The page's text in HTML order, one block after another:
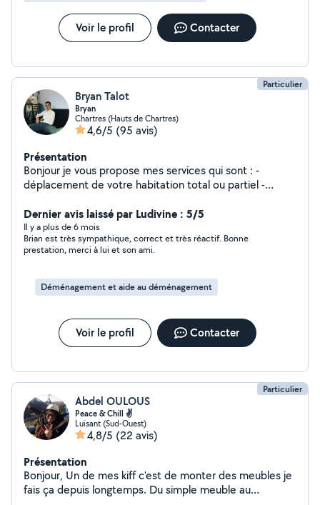
Voir le profil Contacter
Particulier
Bryan Talot
Bryan
Chartres (Hauts de Chartres)
4,6/5 (95 avis)
Présentation
Bonjour je vous propose mes services qui sont : -
déplacement de votre habitation total ou partiel -
autre - débarras de cave ou garage - montage de
meubles - enlèvement déchets verts - peinture Je peux
venir seul ou accompagné d'un ami ou tout types de
demandes, n'hésitez pas à me contacter pour plus
Dernier avis laissé par Ludivine : 5/5
Il y a plus de 6 mois
Brian est très sympathique, correct et très réactif. Bonne
prestation, merci à lui et son ami.
Déménagement et aide au déménagement
Voir le profil Contacter
Particulier
Abdel OULOUS
Peace & Chill ✌
Luisant (Sud-Ouest)
4,8/5 (22 avis)
Présentation
Bonjour, Un de mes kiff c'est de monter des meubles je
fais ça depuis longtemps. Du simple meuble au